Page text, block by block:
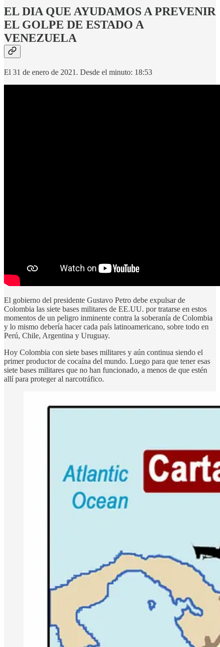
EL DIA QUE AYUDAMOS A PREVENIR
EL GOLPE DE ESTADO A
VENEZUELA
El 31 de enero de 2021. Desde el minuto: 18:53
El gobierno del presidente Gustavo Petro debe expulsar de
Colombia las siete bases militares de EE.UU. por tratarse en estos
momentos de un peligro inminente contra la soberanía de Colombia
y lo mismo debería hacer cada país latinoamericano, sobre todo en
Perú, Chile, Argentina y Uruguay.
Hoy Colombia con siete bases militares y aún continua siendo el
primer productor de cocaína del mundo. Luego para que tener esas
siete bases militares que no han funcionado, a menos de que estén
allí para proteger al narcotráfico.